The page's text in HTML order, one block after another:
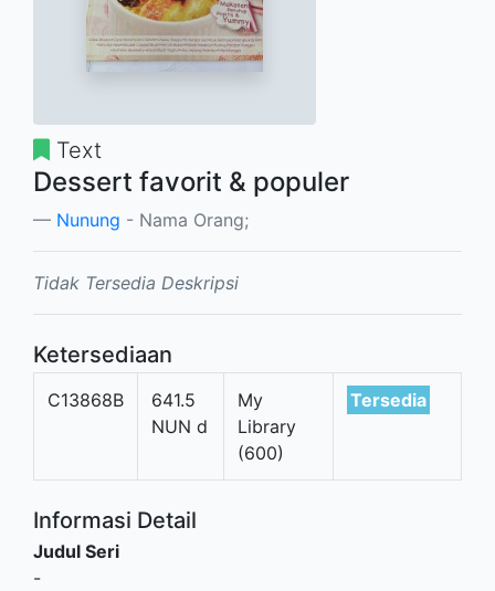
Text
Dessert favorit & populer
Nunung - Nama Orang;
Tidak Tersedia Deskripsi
Ketersediaan
C13868B
641.5
NUN d
My
Library
(600)
Tersedia
Informasi Detail
Judul Seri
-